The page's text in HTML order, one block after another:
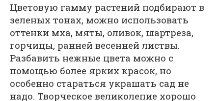
Цветовую гамму растений подбирают в
зеленых тонах, можно использовать
оттенки мха, мяты, оливок, шартреза,
горчицы, ранней весенней листвы.
Разбавить нежные цвета можно с
помощью более ярких красок, но
особенно стараться украшать сад не
надо. Творческое великолепие хорошо